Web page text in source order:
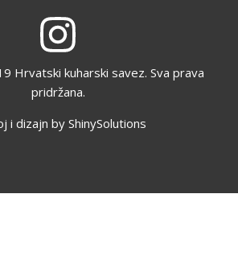
Hrvatski kuharski savez. Sva prava
pridržana.
i dizajn by ShinySolutions